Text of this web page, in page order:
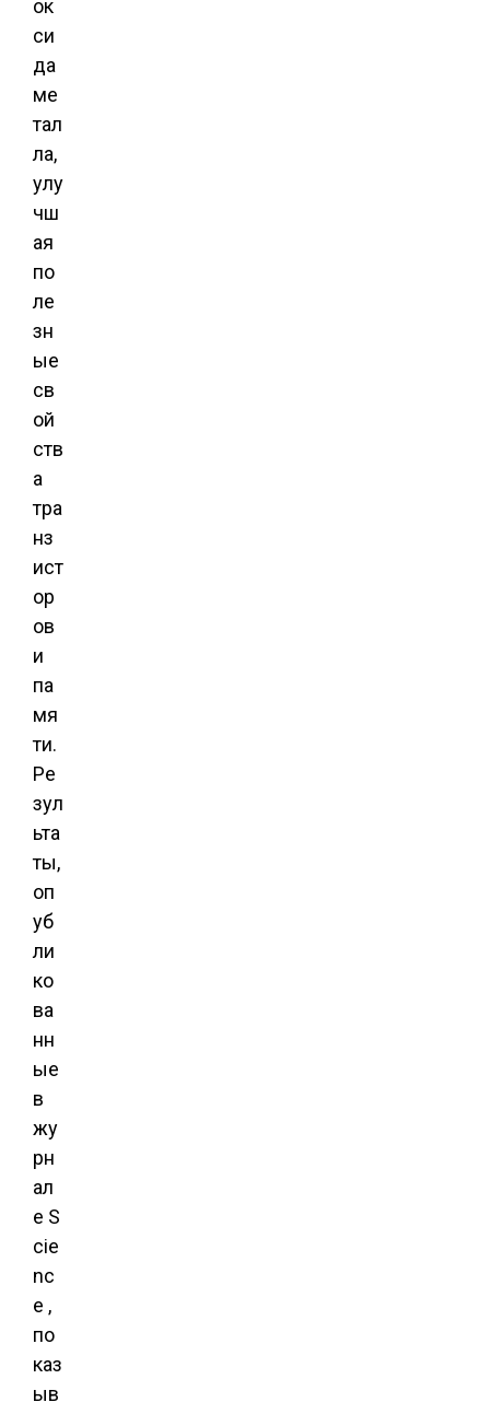
ок
си
да
ме
тал
ла,
улу
чш
ая
по
ле
зн
ые
св
ой
ств
а
тра
нз
ист
ор
ов
и
па
мя
ти.
Ре
зул
ьта
ты,
оп
уб
ли
ко
ва
нн
ые
в
жу
рн
ал
е S
cie
nc
e ,
по
каз
ыв